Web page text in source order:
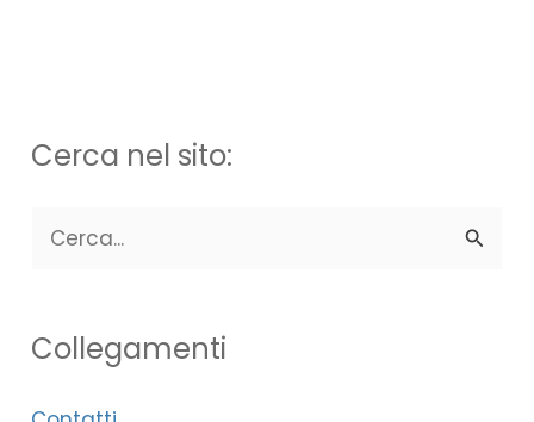
Cerca nel sito:
c
a
Collegamenti